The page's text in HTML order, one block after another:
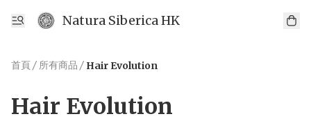
Natura Siberica HK
首頁/ 所有商品 / Hair Evolution
Hair Evolution